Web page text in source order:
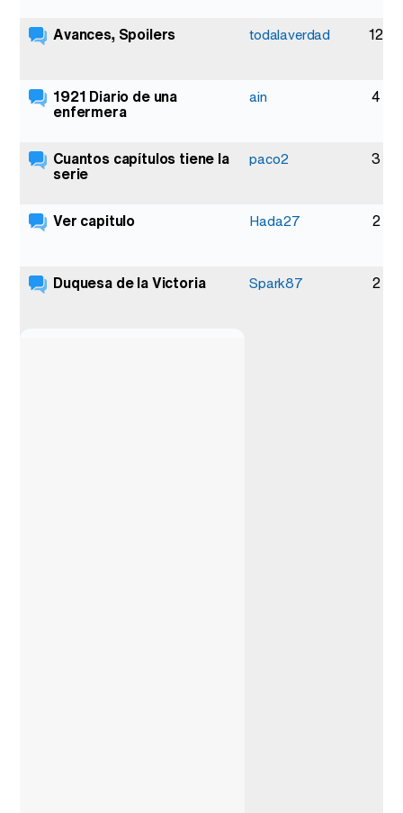
Avances, Spoilers todalaverdad 12
1921 Diario de una
enfermera
ain 4
Cuantos capítulos tiene la
serie
paco2 3
Ver capitulo Hada27 2
Duquesa de la Victoria Spark87 2